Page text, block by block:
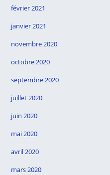
février 2021
janvier 2021
novembre 2020
octobre 2020
septembre 2020
juillet 2020
juin 2020
mai 2020
avril 2020
mars 2020